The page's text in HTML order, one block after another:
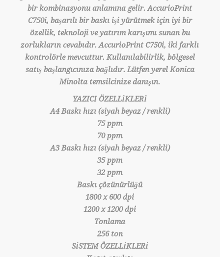
bir kombinasyonu anlamına gelir. AccurioPrint
C750i, başarılı bir baskı işi yürütmek için iyi bir
özellik, teknoloji ve yatırım karışımı sunan bu
zorlukların cevabıdır. AccurioPrint C750i, iki farklı
kontrolörle mevcuttur. Kullanılabilirlik, bölgesel
satış başlangıcınıza bağlıdır. Lütfen yerel Konica
Minolta temsilcinize danışın.
YAZICI ÖZELLİKLERİ
A4 Baskı hızı (siyah beyaz / renkli)
75 ppm
70 ppm
A3 Baskı hızı (siyah beyaz / renkli)
35 ppm
32 ppm
Baskı çözünürlüğü
1800 x 600 dpi
1200 x 1200 dpi
Tonlama
256 ton
SİSTEM ÖZELLİKLERİ